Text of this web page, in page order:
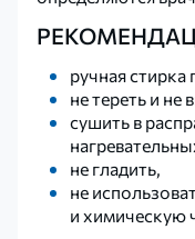
ручная стирка
не тереть и не
сушить в
не гладить,
не
и химическую